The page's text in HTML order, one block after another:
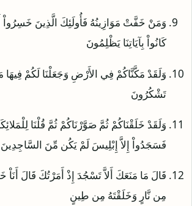
وَمَنْ خَفَّتْ مَوَازِينُهُ فَأُولَئِكَ الَّذِينَ خَسِرُواْ
كَانُواْ بِآيَاتِنَا يَظْلِمُونَ
وَلَقَدْ مَكَّنَّاكُمْ فِي الأَرْضِ وَجَعَلْنَا لَكُمْ فِيهَا
تَشْكُرُونَ
وَلَقَدْ خَلَقْنَاكُمْ ثُمَّ صَوَّرْنَاكُمْ ثُمَّ قُلْنَا
فَسَجَدُواْ إِلاَّ إِبْلِيسَ لَمْ يَكُن مِّنَ السَّاجِدِينَ
قَالَ مَا مَنَعَكَ أَلاَّ تَسْجُدَ إِذْ أَمَرْتُكَ قَالَ أَنَاْ
مِن نَّارٍ وَخَلَقْتَهُ مِن طِينٍ